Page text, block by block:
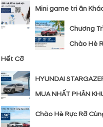
Mini game tri ân
Chương
Chào Hè
Hết Cỡ
HYUNDAI
MUA NHẤT PHÂN
Chào Hè Rực Rỡ